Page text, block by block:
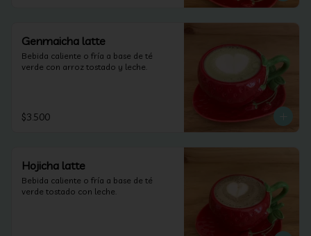
Genmaicha latte
Bebida caliente o fría a base de té
verde con arroz tostado y leche.
$3.500
Hojicha latte
Bebida caliente o fría a base de té
verde tostado con leche.